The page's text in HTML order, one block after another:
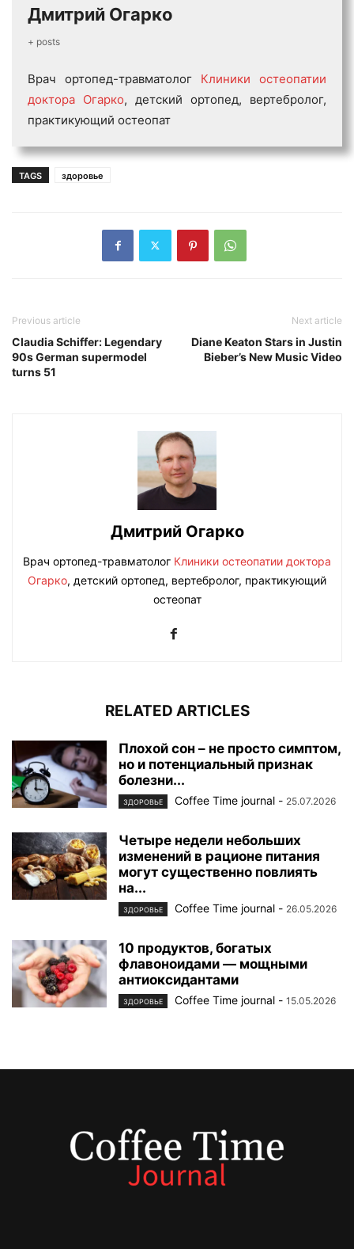
Дмитрий Огарко
+ posts
Врач ортопед-травматолог Клиники остеопатии
доктора Огарко, детский ортопед, вертебролог,
практикующий остеопат
TAGS здоровье
Previous article
Claudia Schiffer: Legendary
90s German supermodel
turns 51
Next article
Diane Keaton Stars in Justin
Bieber’s New Music Video
Дмитрий Огарко
Врач ортопед-травматолог Клиники остеопатии доктора
Огарко, детский ортопед, вертебролог, практикующий
остеопат
RELATED ARTICLES
Плохой сон – не просто симптом,
но и потенциальный признак
болезни...
ЗДОРОВЬЕ Coffee Time journal - 25.07.2026
Четыре недели небольших
изменений в рационе питания
могут существенно повлиять
на...
ЗДОРОВЬЕ Coffee Time journal - 26.05.2026
10 продуктов, богатых
флавоноидами — мощными
антиоксидантами
ЗДОРОВЬЕ Coffee Time journal - 15.05.2026